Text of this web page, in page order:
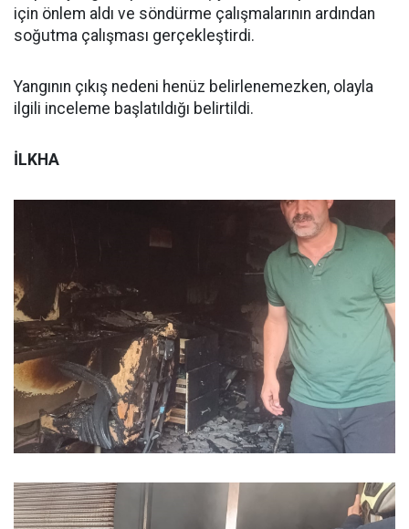
için önlem aldı ve söndürme çalışmalarının ardından
soğutma çalışması gerçekleştirdi.
Yangının çıkış nedeni henüz belirlenemezken, olayla
ilgili inceleme başlatıldığı belirtildi.
İLKHA